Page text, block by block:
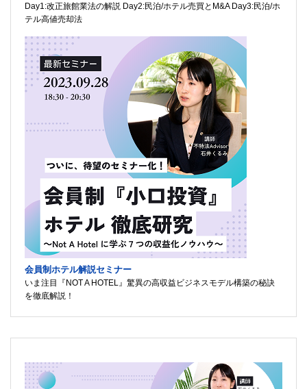
Day1:改正旅館業法の解説 Day2:民泊/ホテル売買とM&A Day3:民泊/ホ
テル高値売却法
会員制ホテル解説セミナー
いま注目『NOT A HOTEL』驚異の高収益ビジネスモデル構築の秘訣
を徹底解説！